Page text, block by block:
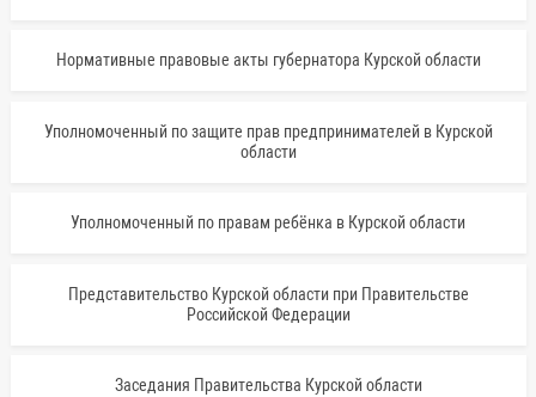
Нормативные правовые акты губернатора Курской области
Уполномоченный по защите прав предпринимателей в Курской
области
Уполномоченный по правам ребёнка в Курской области
Представительство Курской области при Правительстве
Российской Федерации
Заседания Правительства Курской области